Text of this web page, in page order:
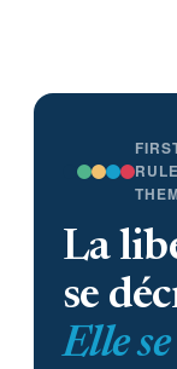
La
se
Elle se